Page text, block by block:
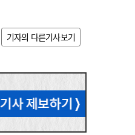
기자의 다른기사보기